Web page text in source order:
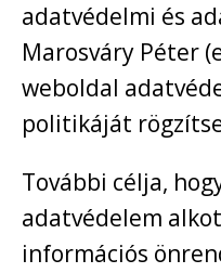
adatvédelmi és
Marosváry Péter
weboldal
politikáját
További célja,
adatvédelem
információs